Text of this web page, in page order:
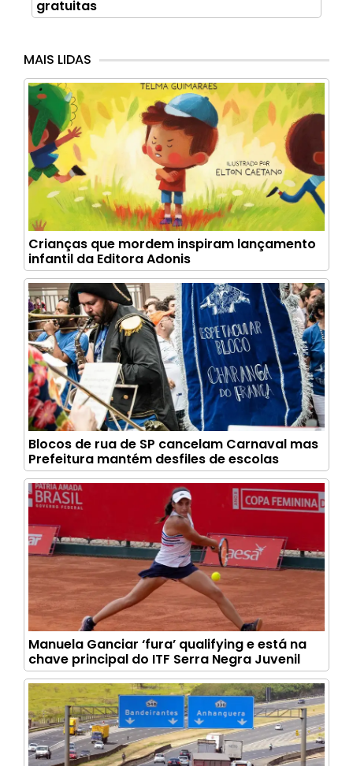
gratuitas
MAIS LIDAS
Crianças que mordem inspiram lançamento
infantil da Editora Adonis
Blocos de rua de SP cancelam Carnaval mas
Prefeitura mantém desfiles de escolas
Manuela Ganciar ‘fura’ qualifying e está na
chave principal do ITF Serra Negra Juvenil